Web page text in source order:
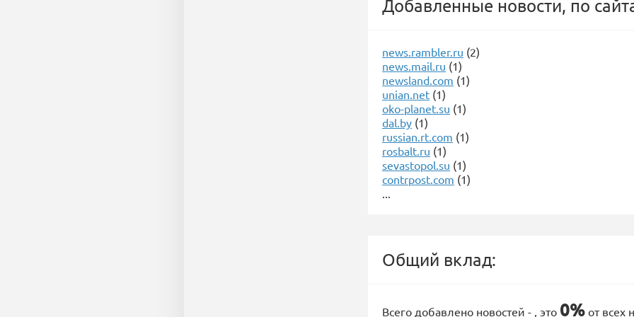
Добавленные новости, по
news.rambler.ru (2)
news.mail.ru (1)
newsland.com (1)
unian.net (1)
oko-planet.su (1)
dal.by (1)
russian.rt.com (1)
rosbalt.ru (1)
sevastopol.su (1)
contrpost.com (1)
...
Общий вклад:
Всего добавлено новостей - , это 0% от всех